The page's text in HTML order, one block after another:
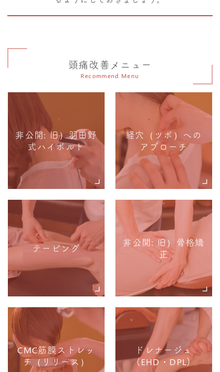
頭痛改善メニュー
Recommend Menu
非公開: 旧）羽田野
式ハイボルト
経穴（ツボ）への
アプローチ
テーピング
非公開: 旧）骨格矯
正
CMC筋膜ストレッ
チ（リリース）
ドレナージュ
(EHD・DPL)